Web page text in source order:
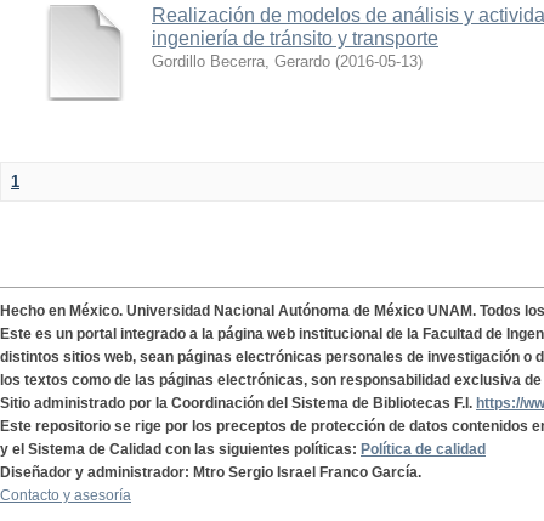
Realización de modelos de análisis y
ingeniería de tránsito y transporte
Gordillo Becerra, Gerardo (2016-05-13)
1
Hecho en México. Universidad Nacional Autónoma de México UNAM. Todos
Este es un portal integrado a la página web institucional de la Facultad de
distintos sitios web, sean páginas electrónicas personales de investigación o
los textos como de las páginas electrónicas, son responsabilidad exclusiva
Sitio administrado por la Coordinación del Sistema de Bibliotecas F.I. https://
Este repositorio se rige por los preceptos de protección de datos contenidos
y el Sistema de Calidad con las siguientes políticas: Política de calidad
Diseñador y administrador: Mtro Sergio Israel Franco García.
Contacto y asesoría